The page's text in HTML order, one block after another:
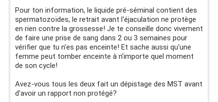
Pour ton information, le liquide pré-séminal contient des
spermatozoïdes, le retrait avant l'éjaculation ne protège
en rien contre la grossesse! Je te conseille donc vivement
de faire une prise de sang dans 2 ou 3 semaines pour
vérifier que tu n'es pas enceinte! Et sache aussi qu'une
femme peut tomber enceinte à n'importe quel moment
de son cycle!
Avez-vous tous les deux fait un dépistage des MST avant
d'avoir un rapport non protégé?